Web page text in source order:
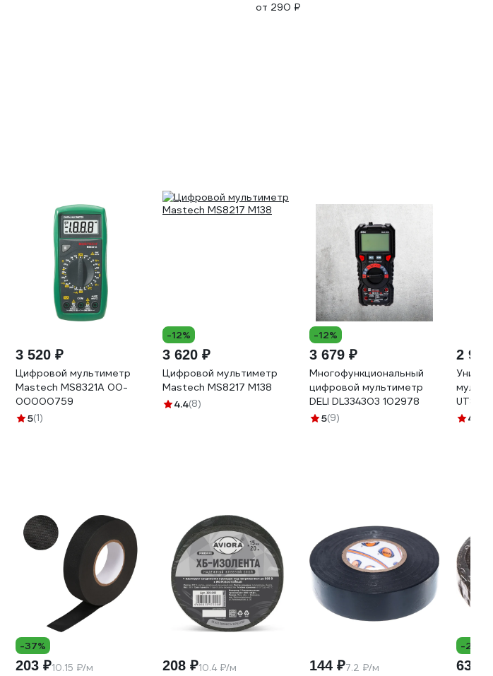
от 290 ₽
3 520 ₽
Цифровой мультиметр
Mastech MS8321A 00-
00000759
5(1)
-12%
3 620 ₽
Цифровой мультиметр
Mastech MS8217 M138
4.4(8)
-12%
3 679 ₽
Многофункциональный
цифровой мультиметр
DELI DL334303 102978
5(9)
2
4.9
-37%
203 ₽10.15 ₽/м 208 ₽10.4 ₽/м 144 ₽7.2 ₽/м
-26%
63 ₽